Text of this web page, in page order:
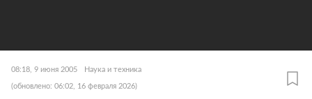
08:18, 9 июня 2005 Наука и техника
(обновлено: 06:02, 16 февраля 2026)